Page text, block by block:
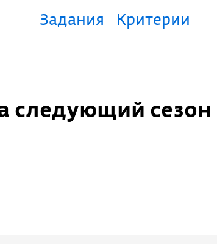
Задания
Критерии
следующий сезон